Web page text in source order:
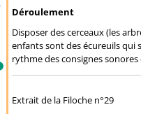
Déroulement
Disposer des cerceaux (les
enfants sont des écureuils qui
rythme des consignes
Extrait de la Filoche n°29